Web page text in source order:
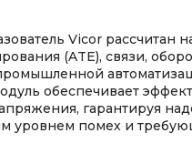
Vicor рассчитан
(ATE), связи,
обеспечивает
гарантируя
уровнем помех и